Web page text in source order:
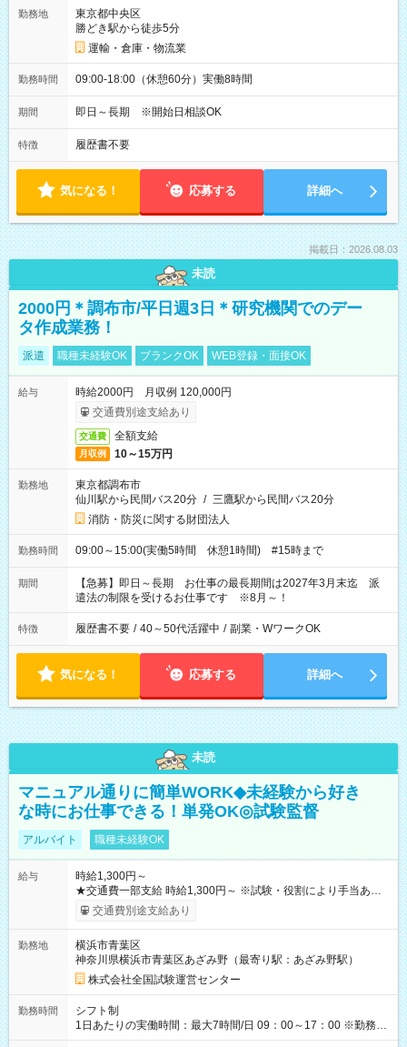
勤務地
東京都中央区
勝どき駅から徒歩5分
運輸・倉庫・物流業
勤務時間 09:00-18:00（休憩60分）実働8時間
期間 即日～長期 ※開始日相談OK
特徴 履歴書不要
気になる！ 応募する 詳細へ
掲載日：2026.08.03
未読
2000円＊調布市/平日週3日＊研究機関でのデー
タ作成業務！
派遣 職種未経験OK ブランクOK WEB登録・面接OK
給与
時給2000円 月収例 120,000円
交通費別途支給あり
交通費 全額支給
月収例 10～15万円
勤務地
東京都調布市
仙川駅から民間バス20分 / 三鷹駅から民間バス20分
消防・防災に関する財団法人
勤務時間 09:00～15:00(実働5時間 休憩1時間) #15時まで
期間
【急募】即日～長期 お仕事の最長期間は2027年3月末迄 派
遣法の制限を受けるお仕事です ※8月～！
特徴 履歴書不要 / 40～50代活躍中 / 副業・WワークOK
気になる！ 応募する 詳細へ
未読
マニュアル通りに簡単WORK◆未経験から好き
な時にお仕事できる！単発OK◎試験監督
アルバイト 職種未経験OK
給与
時給1,300円～
★交通費一部支給 時給1,300円～ ※試験・役割により手当あり
※勤務回数により昇給あり 【即給（前払い）オプションあ
り！】 希望される場合、勤務から1週間ほどで給与の一部を受け
例】 ・河合塾模擬試験 8:30～17:30（休憩1時間） 時給1,300円
×8時間＝日収10,400円＋交通費 ※当日の役割により時給＋100
円の場合あり ・国家試験 7:00～13:30（休憩なし） 時給1,300
円（役割手当＋100円）×6時間＝日収8,400円＋交通費 【試用期
間】試用期間なし
交通費別途支給あり
勤務地
横浜市青葉区
神奈川県横浜市青葉区あざみ野（最寄り駅：あざみ野駅）
株式会社全国試験運営センター
勤務時間
シフト制
1日あたりの実働時間：最大7時間/日 09：00～17：00 ※勤務時
間は 試験により異なります。